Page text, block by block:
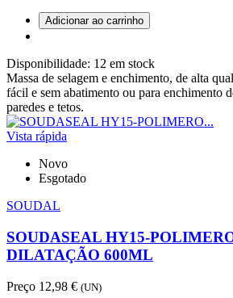
Adicionar ao carrinho
Disponibilidade: 12 em stock
Massa de selagem e enchimento, de alta
fácil e sem abatimento ou para enchimento
paredes e tetos.
Vista rápida
Novo
Esgotado
SOUDAL
SOUDASEAL HY15-
DILATAÇÃO 600ML
Preço 12,98 € (UN)